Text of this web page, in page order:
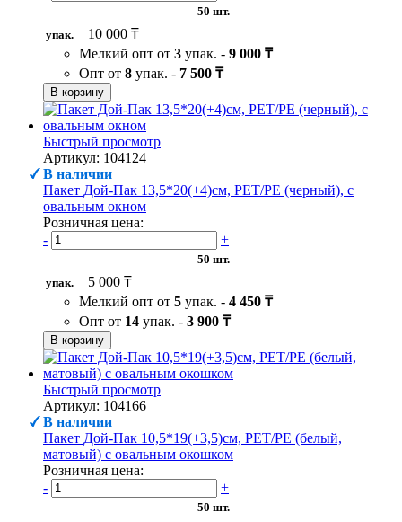
50 шт.
упак.
10 000 ₸
Мелкий опт от 3 упак. - 9 000 ₸
Опт от 8 упак. - 7 500 ₸
В корзину
Быстрый просмотр
Артикул: 104124
В наличии
Пакет Дой-Пак 13,5*20(+4)см, PET/PE (черный), с
овальным окном
Розничная цена:
-
+
50 шт.
упак.
5 000 ₸
Мелкий опт от 5 упак. - 4 450 ₸
Опт от 14 упак. - 3 900 ₸
В корзину
Быстрый просмотр
Артикул: 104166
В наличии
Пакет Дой-Пак 10,5*19(+3,5)см, PET/PE (белый,
матовый) с овальным окошком
Розничная цена:
-
+
50 шт.